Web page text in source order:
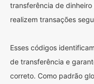
transferência de
realizem transações
Esses códigos
de transferência e
correto. Como padrão